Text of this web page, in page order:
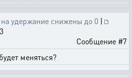
удержание снижены до 0 |
Сообщение #7
меняться?